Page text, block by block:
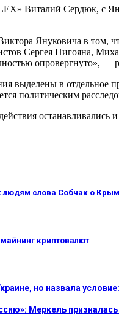
Виталий Сердюк, с
Януковича в том,
Сергея Нигояна,
опровергнуто», —
выделены в отдельное
политическим
останавливались
людям слова Собчак о
криптовалют
но назвала
Меркель